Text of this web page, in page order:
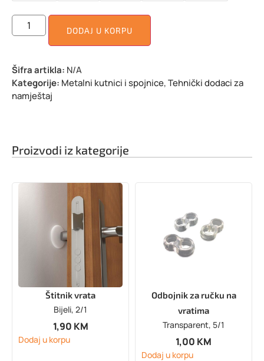
DODAJ U KORPU
Šifra artikla: N/A
Kategorije: Metalni kutnici i spojnice,Tehnički dodaci za
namještaj
Proizvodi iz kategorije
Štitnik vrata
Bijeli, 2/1
1,90 KM
Dodaj u korpu
Odbojnik za ručku na
vratima
Transparent, 5/1
1,00 KM
Dodaj u korpu